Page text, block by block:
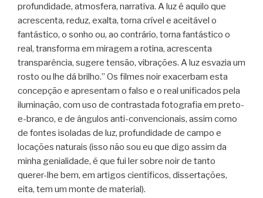
profundidade, atmosfera, narrativa. A luz é aquilo que
acrescenta, reduz, exalta, torna crível e aceitável o
fantástico, o sonho ou, ao contrário, torna fantástico o
real, transforma em miragem a rotina, acrescenta
transparência, sugere tensão, vibrações. A luz esvazia um
rosto ou lhe dá brilho.” Os filmes noir exacerbam esta
concepção e apresentam o falso e o real unificados pela
iluminação, com uso de contrastada fotografia em preto-
e-branco, e de ângulos anti-convencionais, assim como
de fontes isoladas de luz, profundidade de campo e
locações naturais (isso não sou eu que digo assim da
minha genialidade, é que fui ler sobre noir de tanto
querer-lhe bem, em artigos científicos, dissertações,
eita, tem um monte de material).